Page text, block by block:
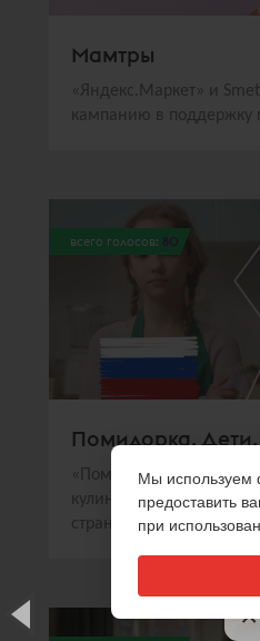
×
Мамтры
«Яндекс.Маркет» и
кампанию в
всего голосов: 80
Помидорка. Дети.
«Помидорка» и
кулинарное шоу, в
стран готовили
Мы используем
предоставить
при